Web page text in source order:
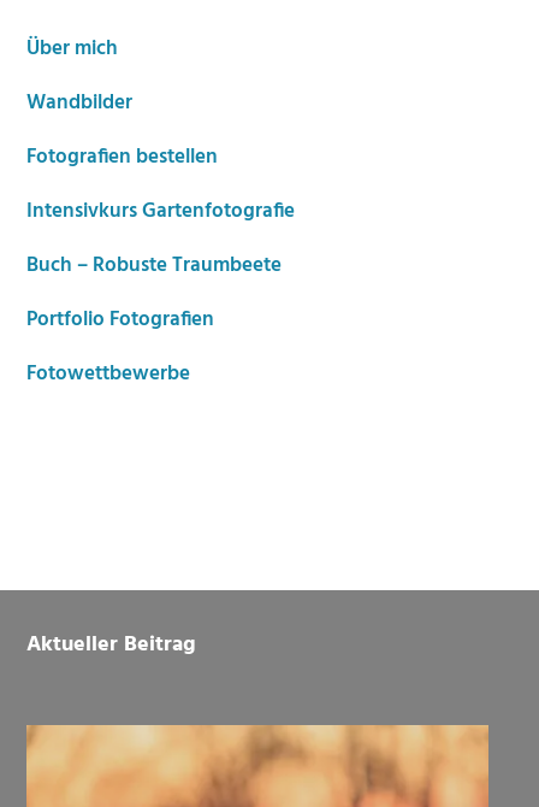
Über mich
Wandbilder
Fotografien bestellen
Intensivkurs Gartenfotografie
Buch – Robuste Traumbeete
Portfolio Fotografien
Fotowettbewerbe
Footer
Aktueller Beitrag